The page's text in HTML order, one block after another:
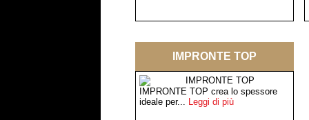
IMPRONTE TOP
IMPRONTE TOP crea lo spessore
ideale per... Leggi di più